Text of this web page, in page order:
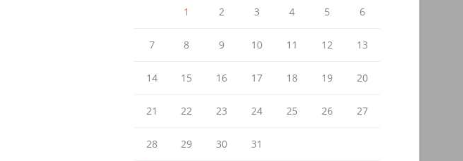
1 2 3 4 5 6
7 8 9 10 11 12 13
14 15 16 17 18 19 20
21 22 23 24 25 26 27
28 29 30
31